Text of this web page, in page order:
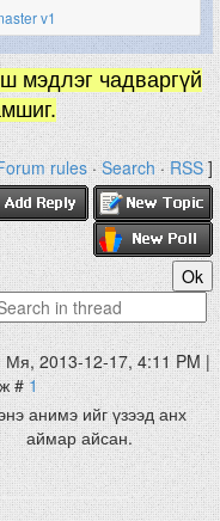
v1
мэдлэг чадваргүй
rules·Search·RSS]
Мя, 2013-12-17, 4:11 PM |
#1
анимэ ийг үзээд анх
аймар айсан.